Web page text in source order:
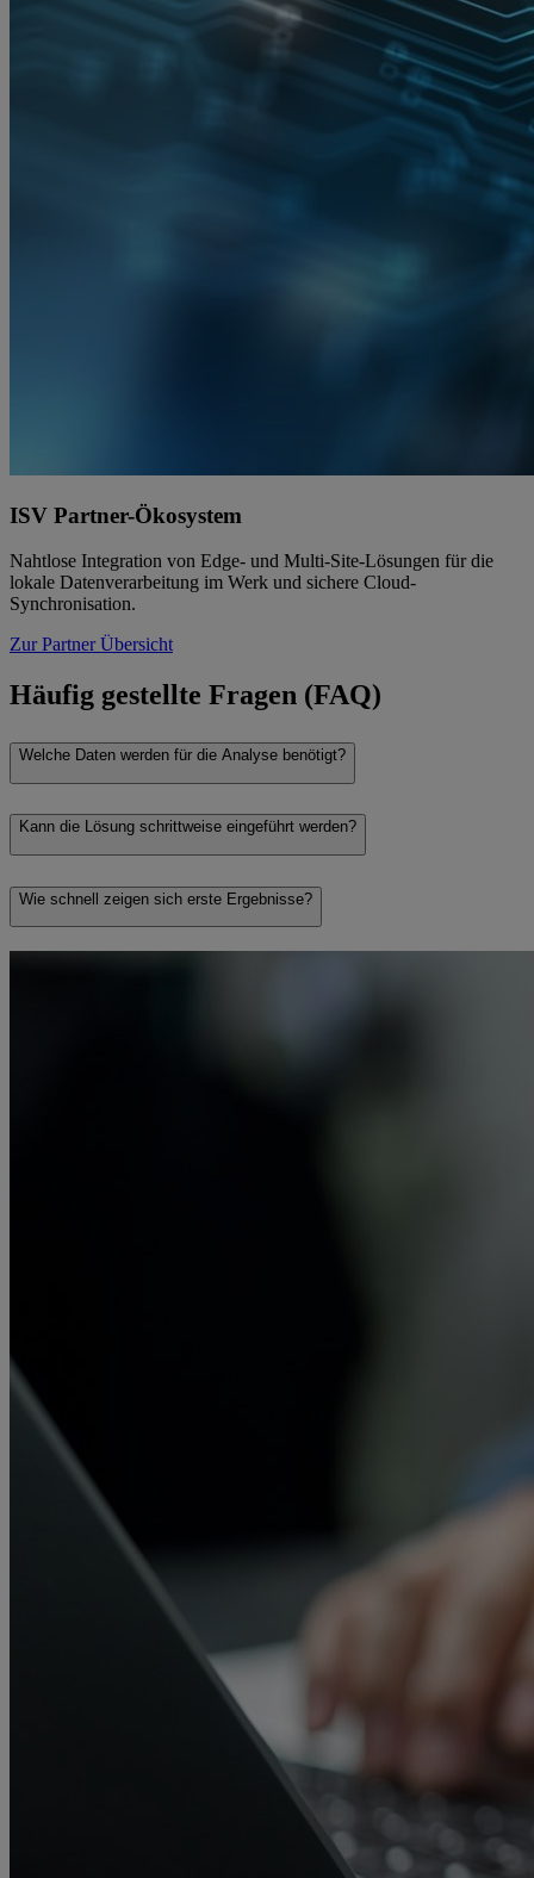
ISV Partner-Ökosystem
Nahtlose Integration von Edge- und Multi-Site-Lösungen für die
lokale Datenverarbeitung im Werk und sichere Cloud-
Synchronisation.
Zur Partner Übersicht
Häufig gestellte Fragen (FAQ)
Welche Daten werden für die Analyse benötigt?
Kann die Lösung schrittweise eingeführt werden?
Wie schnell zeigen sich erste Ergebnisse?